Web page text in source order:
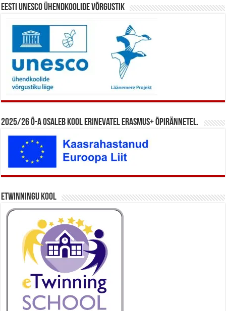
Eesti UNESCO ühendkoolide võrgustik
2025/26 õ-a osaleb kool erinevatel Erasmus+ õpirännetel.
eTwinningu kool